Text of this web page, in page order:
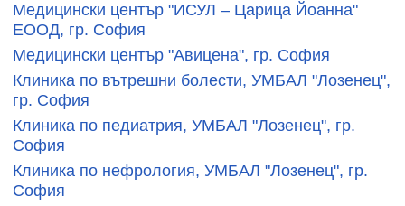
Медицински център "ИСУЛ – Царица Йоанна"
ЕООД, гр. София
Mедицински център "Авицена", гр. София
Клиника по вътрешни болести, УМБАЛ "Лозенец",
гр. София
Клиника по педиатрия, УМБАЛ "Лозенец", гр.
София
Клиника по нефрология, УМБАЛ "Лозенец", гр.
София